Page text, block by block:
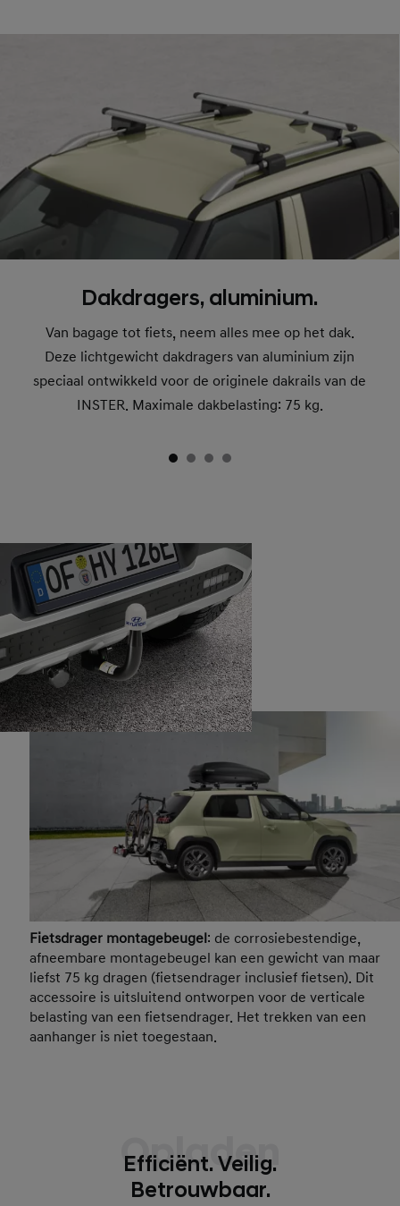
Dakdragers, aluminium.
Van bagage tot fiets, neem alles mee op het dak.
Deze lichtgewicht dakdragers van aluminium zijn
speciaal ontwikkeld voor de originele dakrails van de
INSTER. Maximale dakbelasting: 75 kg.
Fietsdrager montagebeugel: de corrosiebestendige,
afneembare montagebeugel kan een gewicht van maar
liefst 75 kg dragen (fietsendrager inclusief fietsen). Dit
accessoire is uitsluitend ontworpen voor de verticale
belasting van een fietsendrager. Het trekken van een
aanhanger is niet toegestaan.
Opladen
Efficiënt. Veilig.
Betrouwbaar.